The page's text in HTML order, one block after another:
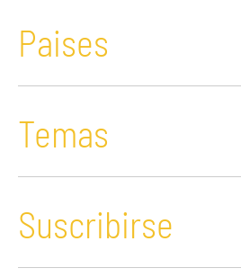
Paises
Temas
Suscribirse